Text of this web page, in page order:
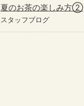
夏のお茶の楽しみ方②
スタッフブログ